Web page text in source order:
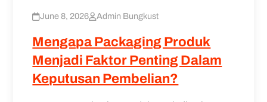
June 8, 2026 Admin Bungkust
Mengapa Packaging Produk
Menjadi Faktor Penting Dalam
Keputusan Pembelian?